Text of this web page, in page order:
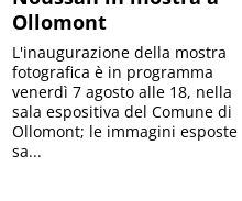
Ollomont
L'inaugurazione della mostra
fotografica è in programma
venerdì 7 agosto alle 18, nella
sala espositiva del Comune di
Ollomont; le immagini esposte
sa...